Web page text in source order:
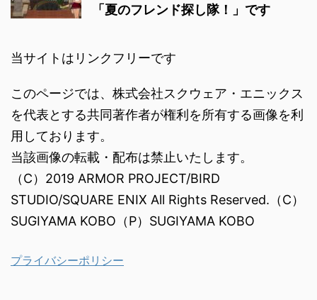
（C）2019 ARMOR PROJECT/BIRD
SUGIYAMA KOBO（P）SUGIYAMA KOBO
プライバシーポリシー
ドラクエ10ブログくうちゃ冒険譚
ドラゴンクエストＸ(ドラクエ10)の冒険、攻略情報のブログです